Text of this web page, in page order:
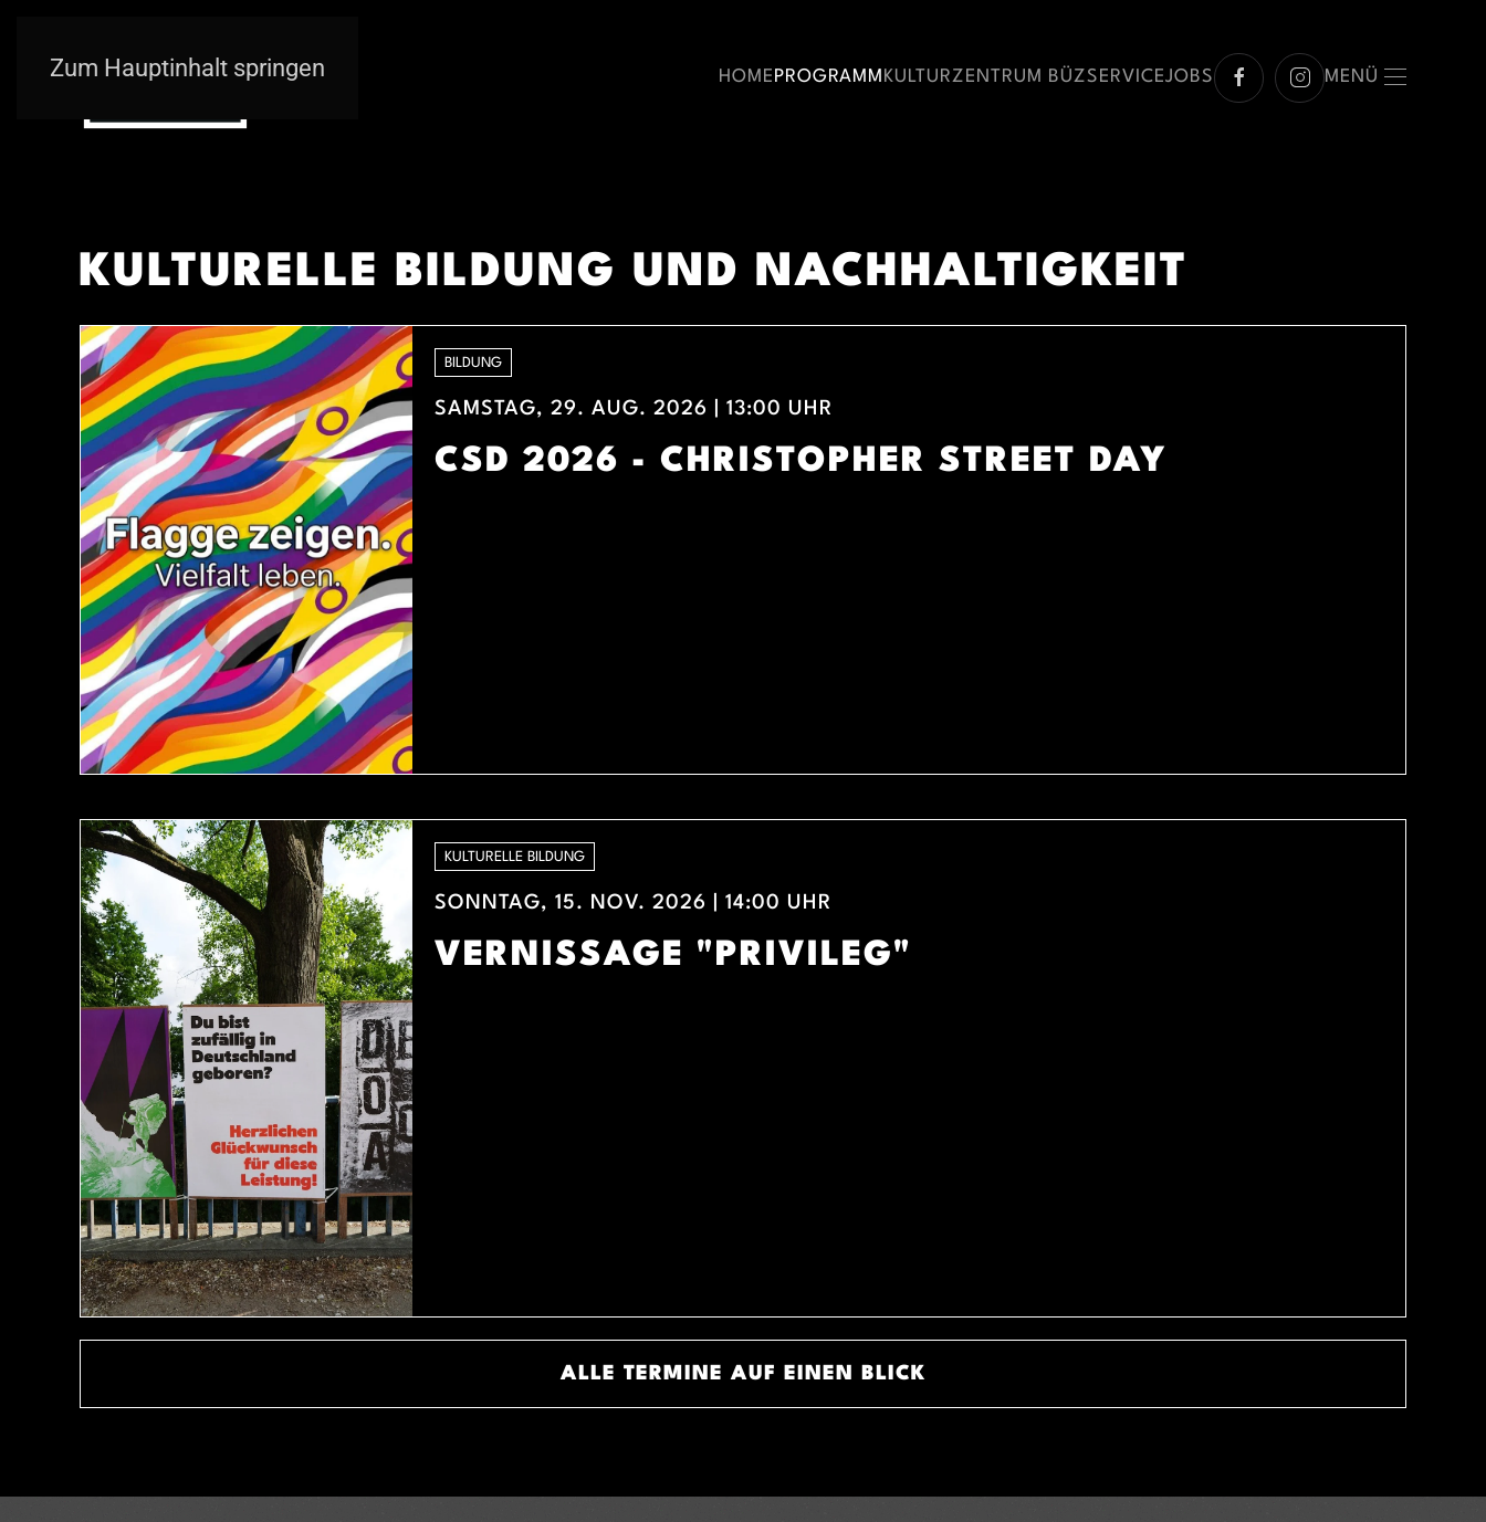
Zum Hauptinhalt springen HOME PROGRAMM KULTURZENTRUM BÜZSERVICEJOBS MENÜ
KULTURELLE BILDUNG UND NACHHALTIGKEIT
BILDUNG
SAMSTAG, 29. AUG. 2026 | 13:00 UHR
CSD 2026 - CHRISTOPHER STREET DAY
KULTURELLE BILDUNG
SONNTAG, 15. NOV. 2026 | 14:00 UHR
VERNISSAGE "PRIVILEG"
ALLE TERMINE AUF EINEN BLICK